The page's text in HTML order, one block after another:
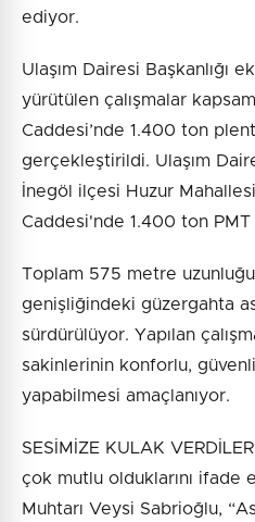
ediyor.
Ulaşım Dairesi Başkanlığı
yürütülen çalışmalar
Caddesi’nde 1.400 ton
gerçekleştirildi. Ulaşım
İnegöl ilçesi Huzur
Caddesi'nde 1.400 ton
Toplam 575 metre
genişliğindeki güzergahta
sürdürülüyor. Yapılan
sakinlerinin konforlu,
yapabilmesi amaçlanıyor.
SESİMİZE KULAK
çok mutlu olduklarını ifade
Muhtarı Veysi Sabrioğlu,